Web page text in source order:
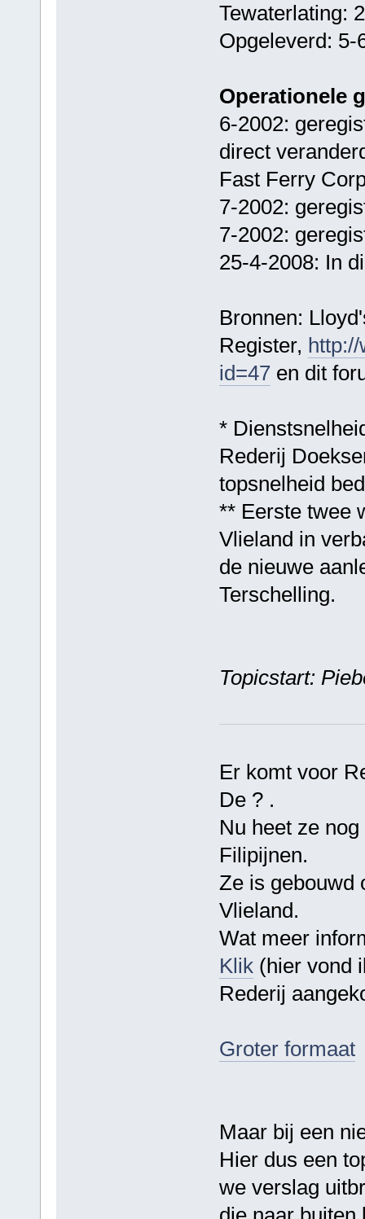
Tewaterlating:
Opgeleverd: 5-
Operationele
6-2002:
direct
Fast Ferry
7-2002:
7-2002:
25-4-2008: In
Bronnen:
Register,
id=47en dit
*
Rederij
topsnelheid
** Eerste twee
Vlieland in
de nieuwe
Terschelling.
Topicstart:
Er komt voor
De ? .
Nu heet ze
Filipijnen.
Ze is gebouwd
Vlieland.
Wat meer
Klik(hier vond
Rederij
Groter formaat
Maar bij een
Hier dus een
we verslag